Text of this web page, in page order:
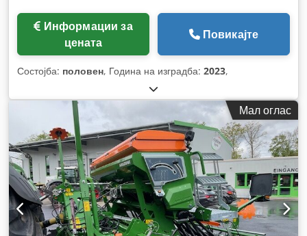
цената
Повикајте
Состојба: половен, Година на изградба: 2023,
Мал оглас